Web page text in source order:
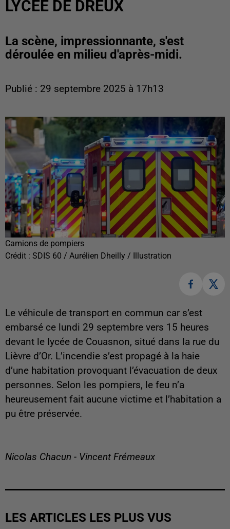
LYCÉE DE DREUX
La scène, impressionnante, s'est
déroulée en milieu d'après-midi.
Publié : 29 septembre 2025 à 17h13
Camions de pompiers
Crédit : SDIS 60 / Aurélien Dheilly / Illustration
Le véhicule de transport en commun car s’est
embarsé ce lundi 29 septembre vers 15 heures
devant le lycée de Couasnon, situé dans la rue du
Lièvre d’Or. L’incendie s’est propagé à la haie
d’une habitation provoquant l’évacuation de deux
personnes. Selon les pompiers, le feu n’a
heureusement fait aucune victime et l’habitation a
pu être préservée.
Nicolas Chacun - Vincent Frémeaux
LES ARTICLES LES PLUS VUS